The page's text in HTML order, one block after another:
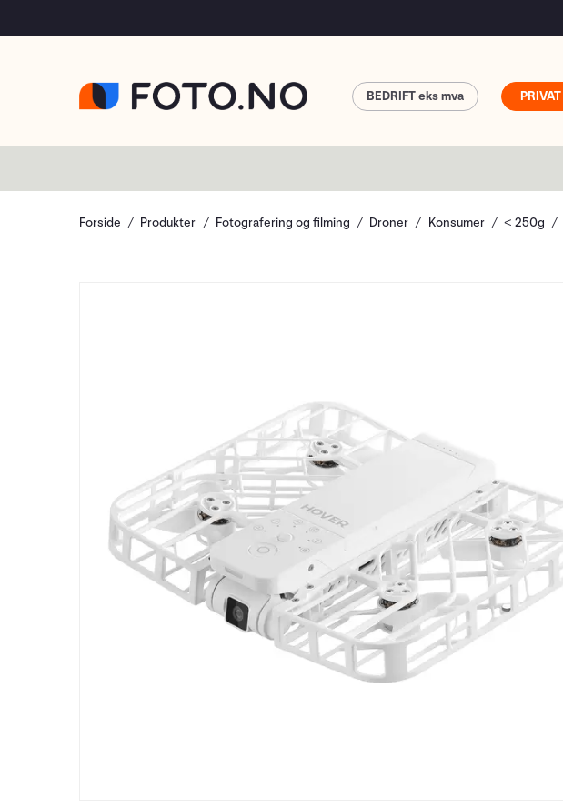
PRIVAT
BEDRIFT
Forside Produkter Fotografering og filming Droner Konsumer < 250g